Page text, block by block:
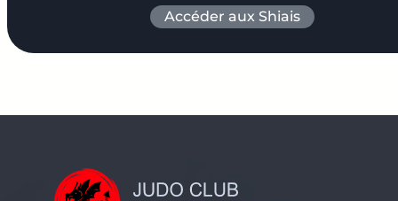
Accéder aux Shiais